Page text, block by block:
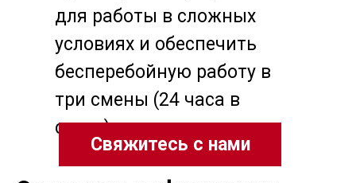
для работы в сложных
условиях и обеспечить
бесперебойную работу в
три смены (24 часа в
сутки).
Свяжитесь с нами